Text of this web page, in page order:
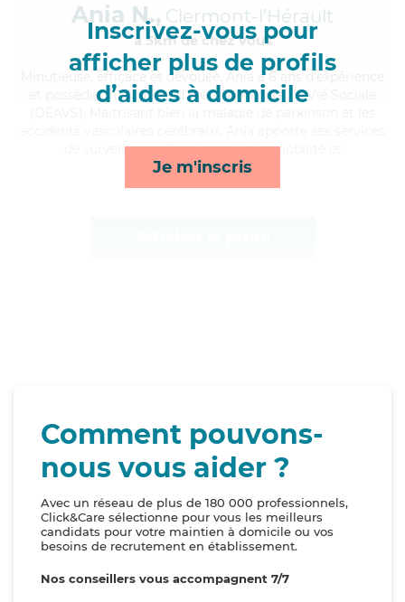
Inscrivez-vous pour
afficher plus de profils
d’aides à domicile
Je m'inscris
Ania N., Clermont-l'Hérault
à 5km de chez Vous
, efficace et dévouée, Ania a 6 ans d'expérience
et possède un diplôme d'État d'Auxiliaire de Vie Sociale
de surveillance de nuit, activités, mobilité et
lessive/repassage*
Comment pouvons-
nous vous aider ?
Avec un réseau de plus de 180 000 professionnels,
Click&Care sélectionne pour vous les meilleurs
candidats pour votre maintien à domicile ou vos
besoins de recrutement en établissement.
Nos conseillers vous accompagnent 7/7